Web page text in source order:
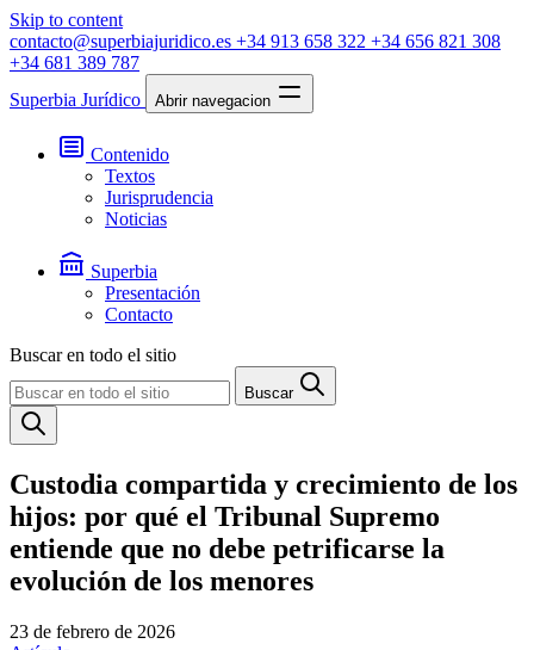
Skip to content
contacto@superbiajuridico.es +34 913 658 322 +34 656 821 308
+34 681 389 787
Superbia Jurídico
Abrir navegacion
Contenido
Textos
Jurisprudencia
Noticias
Superbia
Presentación
Contacto
Buscar en todo el sitio
Buscar
Custodia compartida y crecimiento de los
hijos: por qué el Tribunal Supremo
entiende que no debe petrificarse la
evolución de los menores
23 de febrero de 2026